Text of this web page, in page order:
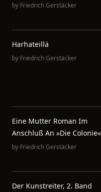
by Friedrich Gerstäcker
Harhateillä
by Friedrich Gerstäcker
Eine Mutter Roman Im
Anschluß An »die Colonie«
by Friedrich Gerstäcker
Der Kunstreiter, 2. Band